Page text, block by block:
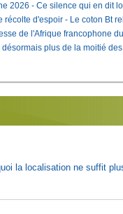
2026 - Ce silence qui en dit
récolte d'espoir - Le coton Bt
de l'Afrique francophone
désormais plus de la moitié
la localisation ne suffit